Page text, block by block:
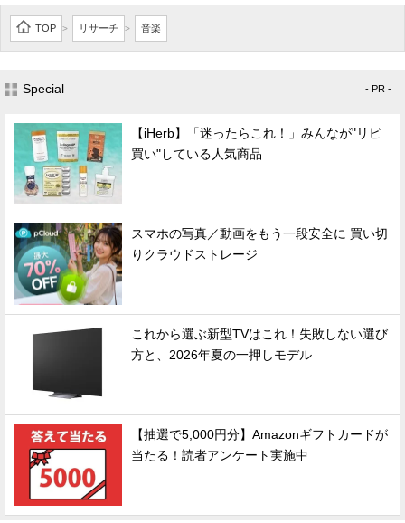
TOP > リサーチ > 音楽
Special - PR -
【iHerb】「迷ったらこれ！」みんなが"リピ
買い"している人気商品
スマホの写真／動画をもう一段安全に 買い切
りクラウドストレージ
これから選ぶ新型TVはこれ！失敗しない選び
方と、2026年夏の一押しモデル
【抽選で5,000円分】Amazonギフトカードが
当たる！読者アンケート実施中